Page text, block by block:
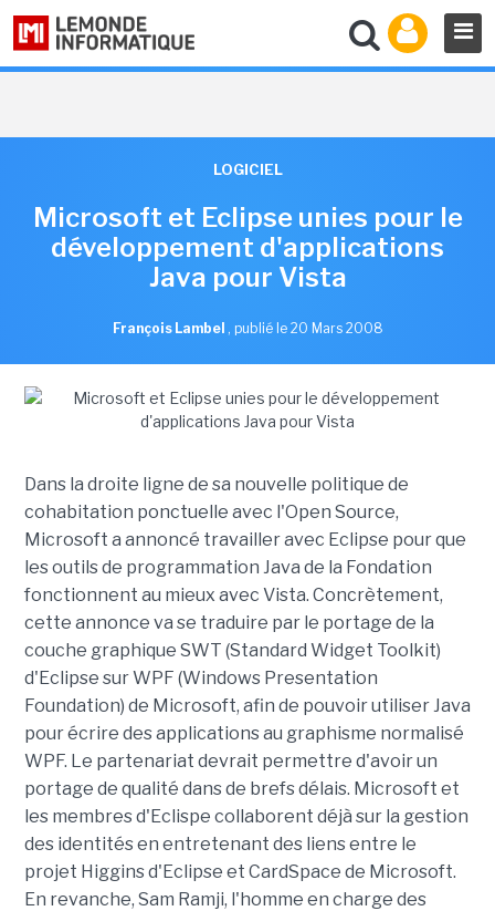
LOGICIEL
Microsoft et Eclipse unies pour le
développement d'applications
Java pour Vista
François Lambel , publié le 20 Mars 2008
Dans la droite ligne de sa nouvelle politique de
cohabitation ponctuelle avec l'Open Source,
Microsoft a annoncé travailler avec Eclipse pour que
les outils de programmation Java de la Fondation
fonctionnent au mieux avec Vista. Concrètement,
cette annonce va se traduire par le portage de la
couche graphique SWT (Standard Widget Toolkit)
d'Eclipse sur WPF (Windows Presentation
Foundation) de Microsoft, afin de pouvoir utiliser Java
pour écrire des applications au graphisme normalisé
WPF. Le partenariat devrait permettre d'avoir un
portage de qualité dans de brefs délais. Microsoft et
les membres d'Eclispe collaborent déjà sur la gestion
des identités en entretenant des liens entre le
projet Higgins d'Eclipse et CardSpace de Microsoft.
En revanche, Sam Ramji, l'homme en charge des